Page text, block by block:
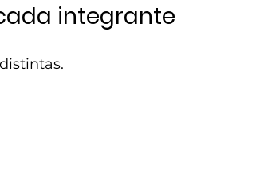
integrante